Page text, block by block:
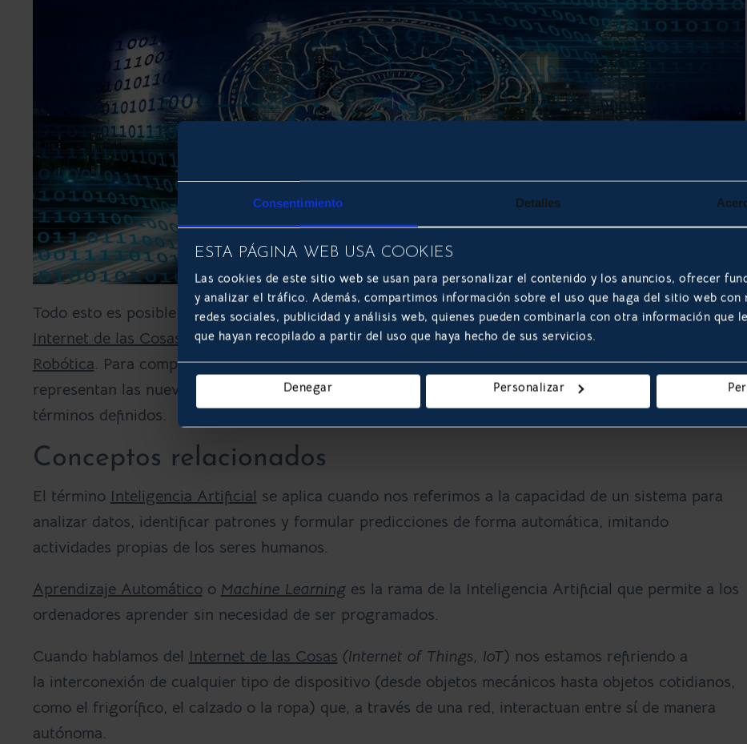
Consentimiento Detalles
ESTA PÁGINA WEB USA COOKIES
Las cookies de este sitio web se usan para personalizar el contenido y los anuncios, ofrecer
y analizar el tráfico. Además, compartimos información sobre el uso que haga del sitio web con
redes sociales, publicidad y análisis web, quienes pueden combinarla con otra información que
que hayan recopilado a partir del uso que haya hecho de sus servicios.
Denegar Personalizar
Todo esto es posible gracias al desarrollo de las tecnologías actuales, tales como elBig Data,el
Internet de las Cosas (IoT),laInteligencia Artificial,elCómputo en la Nube (Cloud Computing)
Robótica. Para comprender un poco mejor el tema, debemos familiarizarnos con estas palabras que
representan las nuevas tecnologías. A continuación, te dejamos un pequeño glosario con estos
términos definidos.
Conceptos relacionados
El término Inteligencia Artificial se aplica cuando nos referimos a la capacidad de un sistema para
analizar datos, identificar patrones y formular predicciones de forma automática, imitando
actividades propias de los seres humanos.
Aprendizaje Automáticoo Machine Learninges la rama de la Inteligencia Artificial que permite a los
ordenadores aprender sin necesidad de ser programados.
Cuando hablamos del Internet de las Cosas (Internet of Things, IoT) nos estamos refiriendo a
la interconexión de cualquier tipo de dispositivo (desde objetos mecánicos hasta objetos cotidianos,
como el frigorífico, el calzado o la ropa) que, a través de una red, interactuan entre sí de manera
autónoma.